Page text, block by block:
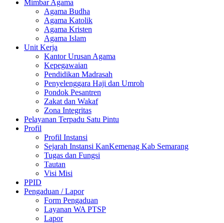
Mimbar Agama
Agama Budha
Agama Katolik
Agama Kristen
Agama Islam
Unit Kerja
Kantor Urusan Agama
Kepegawaian
Pendidikan Madrasah
Penyelenggara Haji dan Umroh
Pondok Pesantren
Zakat dan Wakaf
Zona Integritas
Pelayanan Terpadu Satu Pintu
Profil
Profil Instansi
Sejarah Instansi KanKemenag Kab Semarang
Tugas dan Fungsi
Tautan
Visi Misi
PPID
Pengaduan / Lapor
Form Pengaduan
Layanan WA PTSP
Lapor